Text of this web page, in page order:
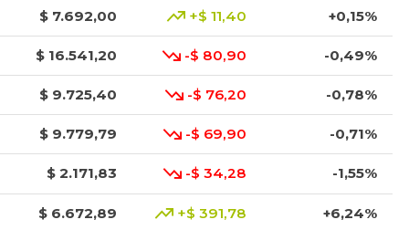
$ 7.692,00 +$ 11,40 +0,15%
$ 16.541,20 -$ 80,90 -0,49%
$ 9.725,40 -$ 76,20 -0,78%
$ 9.779,79 -$ 69,90 -0,71%
$ 2.171,83 -$ 34,28 -1,55%
$ 6.672,89 +$ 391,78 +6,24%